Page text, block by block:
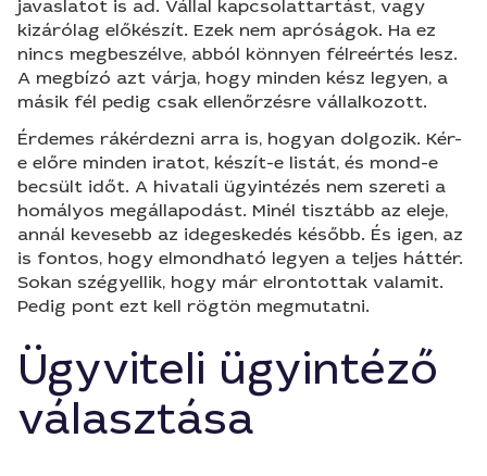
javaslatot is ad. Vállal kapcsolattartást, vagy
kizárólag előkészít. Ezek nem apróságok. Ha ez
nincs megbeszélve, abból könnyen félreértés lesz.
A megbízó azt várja, hogy minden kész legyen, a
másik fél pedig csak ellenőrzésre vállalkozott.
Érdemes rákérdezni arra is, hogyan dolgozik. Kér-
e előre minden iratot, készít-e listát, és mond-e
becsült időt. A hivatali ügyintézés nem szereti a
homályos megállapodást. Minél tisztább az eleje,
annál kevesebb az idegeskedés később. És igen, az
is fontos, hogy elmondható legyen a teljes háttér.
Sokan szégyellik, hogy már elrontottak valamit.
Pedig pont ezt kell rögtön megmutatni.
Ügyviteli ügyintéző
választása